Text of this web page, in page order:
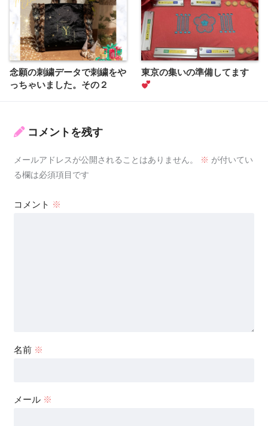
念願の刺繍データで刺繍をや
っちゃいました。その２
東京の集いの準備してます
コメントを残す
メールアドレスが公開されることはありません。 ※ が付いてい
る欄は必須項目です
コメント ※
名前 ※
メール ※